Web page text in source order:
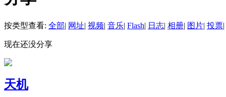
按类型查看: 全部| 网址| 视频| 音乐| Flash| 日志| 相册| 图片| 投票|
现在还没分享
天机